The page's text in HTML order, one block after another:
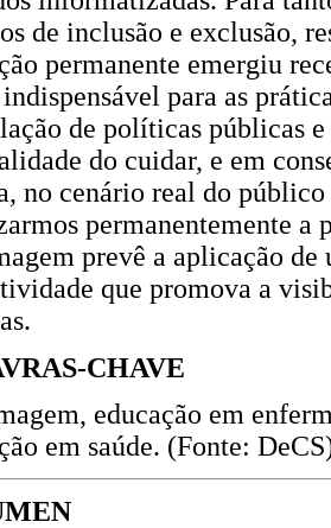
de inclusão e exclusão,
permanente emergiu
indispensável para as
de políticas públicas
do cuidar, e em
no cenário real do
permanentemente a
prevê a aplicação
que promova a
CHAVE
educação em
em saúde. (Fonte: